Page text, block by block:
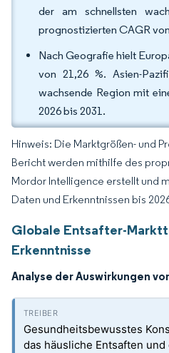
der am schnellsten
prognostizierten CAGR
Nach Geografie hielt
von 21,26 %. Asien-
wachsende Region mit
2026 bis 2031.
Hinweis: Die Marktgrößen- und
Bericht werden mithilfe des
Mordor Intelligence erstellt und
Daten und Erkenntnissen bis
Globale Entsafter-
Erkenntnisse
Analyse der Auswirkungen
Gesundheitsbewusstes
das häusliche Entsaften